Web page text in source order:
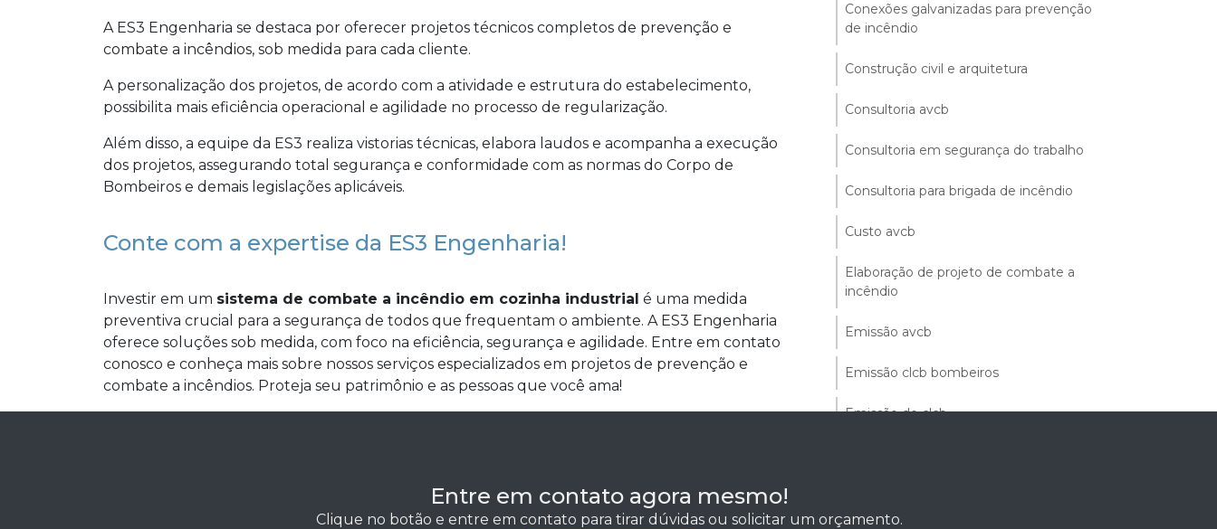
A ES3 Engenharia se destaca por oferecer projetos técnicos completos de prevenção e
combate a incêndios, sob medida para cada cliente.
A personalização dos projetos, de acordo com a atividade e estrutura do estabelecimento,
possibilita mais eficiência operacional e agilidade no processo de regularização.
Além disso, a equipe da ES3 realiza vistorias técnicas, elabora laudos e acompanha a execução
dos projetos, assegurando total segurança e conformidade com as normas do Corpo de
Bombeiros e demais legislações aplicáveis.
Conte com a expertise da ES3 Engenharia!
Investir em um sistema de combate a incêndio em cozinha industrial é uma medida
preventiva crucial para a segurança de todos que frequentam o ambiente. A ES3 Engenharia
oferece soluções sob medida, com foco na eficiência, segurança e agilidade. Entre em contato
conosco e conheça mais sobre nossos serviços especializados em projetos de prevenção e
combate a incêndios. Proteja seu patrimônio e as pessoas que você ama!
Entre em contato agora mesmo!
Clique no botão e entre em contato para tirar dúvidas ou solicitar um orçamento.
Conexões galvanizadas para prevenção
de incêndio
Construção civil e arquitetura
Consultoria avcb
Consultoria em segurança do trabalho
Consultoria para brigada de incêndio
Custo avcb
Elaboração de projeto de combate a
incêndio
Emissão avcb
Emissão clcb bombeiros
Emissão do clcb